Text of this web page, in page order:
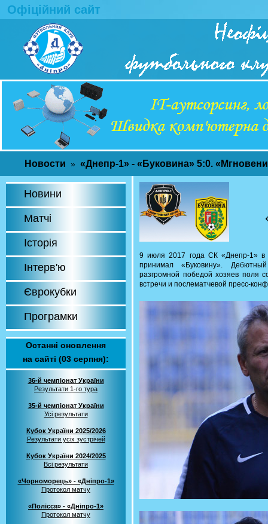
Офіційний сайт
Новости » «Днепр-1» - «Буковина» 5:0.
Новини
Матчі
Історія
Інтерв'ю
Єврокубки
Програмки
Останні оновлення
на сайті (03 серпня):
36-й чемпіонат України
Результати 1-го тура
35-й чемпіонат України
Усі результати
Кубок України 2025/2026
Результати усіх зустрічей
Кубок України 2024/2025
Всі результати
«Чорноморець» - «Дніпро-1»
Протокол матчу
«Полісся» - «Дніпро-1»
Протокол матчу
9 июля 2017 года СК «Днепр-1» в
принимал «Буковину».
разгромной победой хозяев поля
встречи и послематчевой пресс-